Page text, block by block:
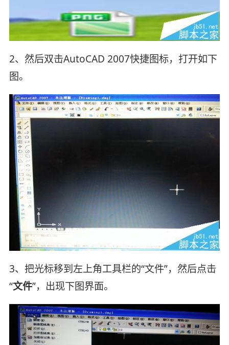
2、然后双击AutoCAD 2007快捷图标，打开如下
图。
3、把光标移到左上角工具栏的“文件”，然后点击
“文件”，出现下图界面。